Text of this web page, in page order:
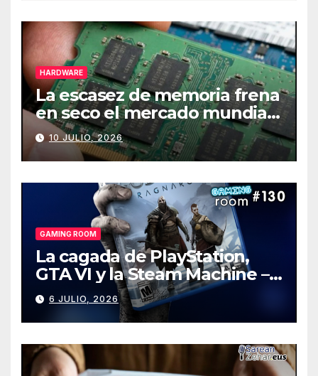
HARDWARE
La escasez de memoria frena
en seco el mercado mundial
de PCs
10 JULIO, 2026
GAMING ROOM
La cagada de PlayStation,
GTA VI y la Steam Machine –
Gaming Room #130
6 JULIO, 2026